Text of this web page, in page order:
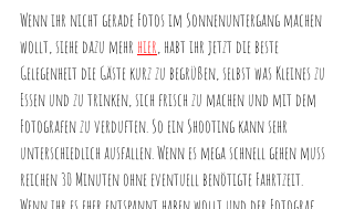
Wenn ihr nicht gerade Fotos im Sonnenuntergang machen
wollt, siehe dazu mehr hier, habt ihr jetzt die beste
Gelegenheit die Gäste kurz zu begrüßen, selbst was Kleines zu
Essen und zu trinken, sich frisch zu machen und mit dem
Fotografen zu verduften. So ein Shooting kann sehr
unterschiedlich ausfallen. Wenn es mega schnell gehen muss
reichen 30 Minuten ohne eventuell benötigte Fahrtzeit.